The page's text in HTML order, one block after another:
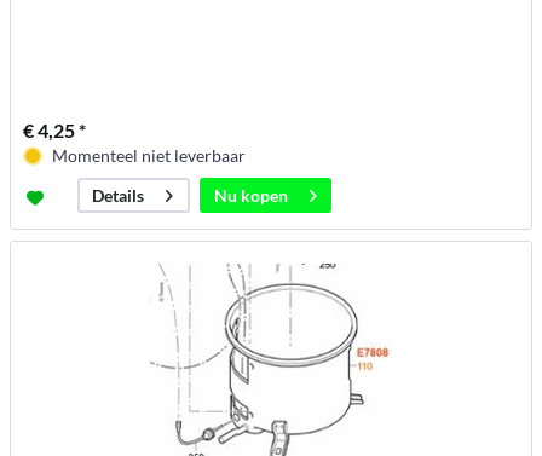
€ 4,25 *
Momenteel niet leverbaar
Details
Nu kopen